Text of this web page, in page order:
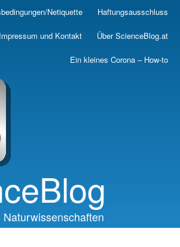
Skip
main
Netiquette Haftungsausschluss
Impressum und Kontakt Über ScienceBlog.at
Ein kleines Corona – How-to